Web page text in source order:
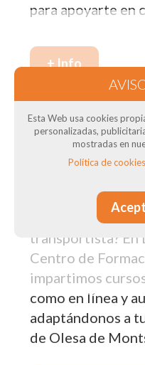
para apoyarte en
+ Info
Nuestros cursos
de Montserrat:
conductores?
? ¿Quieres
transportista? En
Centro de
impartimos
como en línea y
adaptándonos a
de Olesa de
Esta Web usa cookies
personalizadas,
mostradas en
Política de